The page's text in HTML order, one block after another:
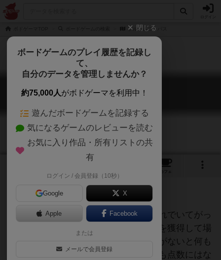
ブルームコンパス
ブルームコンパス
Bloom Compass
カフェ
可愛い絵柄にコンパクトなサイズ。それでいてがっ
つり悩ましいパズル。山場からカードを獲得して場
に配置、配置時の条件で獲得できる種がないと何も
できないんですが、種ばかり取ってても点数にはな
閉じる
ボードゲームのプレイ履歴を記録し
て、
自分のデータを管理しませんか？
約75,000人がボドゲーマを利用中！
遊んだボードゲームを記録する
気になるゲームのレビューを読む
お気に入り作品・所有リストの共
有
ログイン / 会員登録（10秒）
Google X
Apple Facebook
または
メールで会員登録